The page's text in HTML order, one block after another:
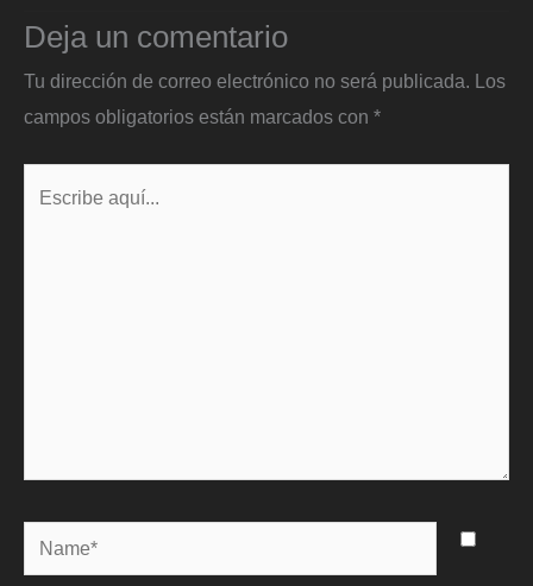
Deja un comentario
Tu dirección de correo electrónico no será publicada. Los
campos obligatorios están marcados con *
Name*